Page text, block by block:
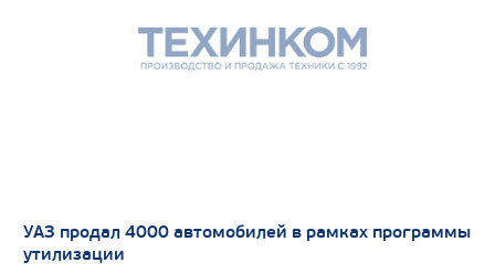
УАЗ продал 4000 автомобилей в рамках программы
утилизации